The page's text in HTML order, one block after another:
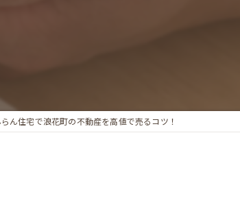
ん住宅で浪花町の不動産を高値で売るコツ！